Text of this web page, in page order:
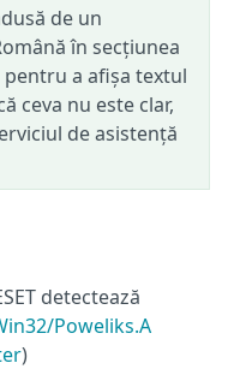
de un
în secțiunea
a afișa textul
ceva nu este clar,
de asistență
detectează
Poweliks.A
)